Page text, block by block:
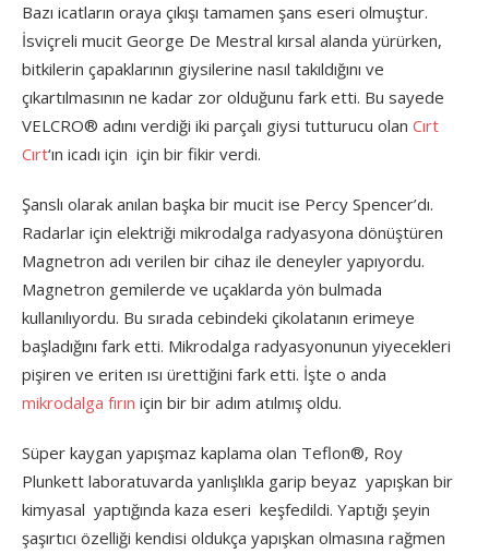
Bazı icatların oraya çıkışı tamamen şans eseri olmuştur.
İsviçreli mucit George De Mestral kırsal alanda yürürken,
bitkilerin çapaklarının giysilerine nasıl takıldığını ve
çıkartılmasının ne kadar zor olduğunu fark etti. Bu sayede
VELCRO® adını verdiği iki parçalı giysi tutturucu olan Cırt
Cırt‘ın icadı için için bir fikir verdi.
Şanslı olarak anılan başka bir mucit ise Percy Spencer’dı.
Radarlar için elektriği mikrodalga radyasyona dönüştüren
Magnetron adı verilen bir cihaz ile deneyler yapıyordu.
Magnetron gemilerde ve uçaklarda yön bulmada
kullanılıyordu. Bu sırada cebindeki çikolatanın erimeye
başladığını fark etti. Mikrodalga radyasyonunun yiyecekleri
pişiren ve eriten ısı ürettiğini fark etti. İşte o anda
mikrodalga fırın için bir bir adım atılmış oldu.
Süper kaygan yapışmaz kaplama olan Teflon®, Roy
Plunkett laboratuvarda yanlışlıkla garip beyaz yapışkan bir
kimyasal yaptığında kaza eseri keşfedildi. Yaptığı şeyin
şaşırtıcı özelliği kendisi oldukça yapışkan olmasına rağmen